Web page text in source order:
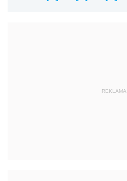
REKLAMA